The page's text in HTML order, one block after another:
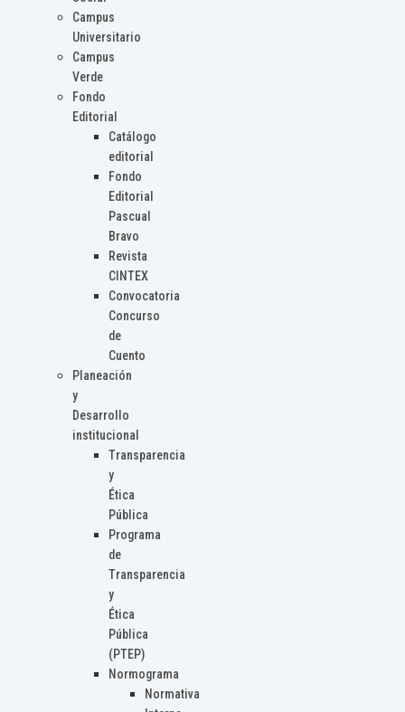
Campus
Universitario
Campus
Verde
Fondo
Editorial
Catálogo
editorial
Fondo
Editorial
Pascual
Bravo
Revista
CINTEX
Convocatoria
Concurso
de
Cuento
Planeación
y
Desarrollo
institucional
Transparencia
y
Ética
Pública
Programa
de
Transparencia
y
Ética
Pública
(PTEP)
Normograma
Normativa